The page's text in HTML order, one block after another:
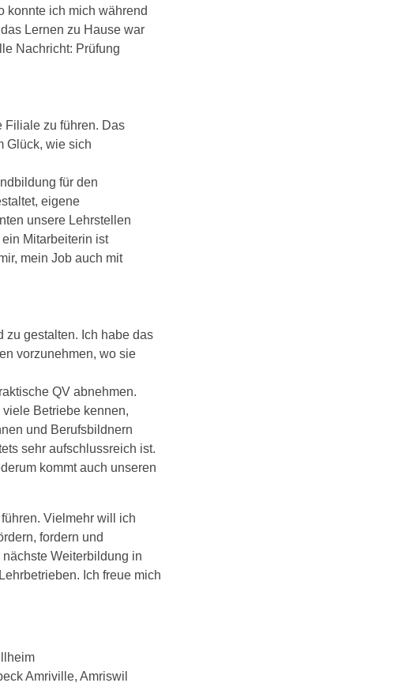
konnte ich mich während
Lernen zu Hause war
Nachricht: Prüfung
Filiale zu führen. Das
Glück, wie sich
für den
eigene
unsere Lehrstellen
Mitarbeiterin ist
mein Job auch mit
zu gestalten. Ich habe das
vorzunehmen, wo sie
QV abnehmen.
Betriebe kennen,
und Berufsbildnern
sehr aufschlussreich ist.
kommt auch unseren
Vielmehr will ich
fordern und
Weiterbildung in
Ich freue mich
Amriville, Amriswil